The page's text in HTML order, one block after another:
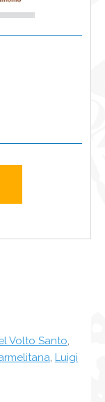
Volto Santo
Luigi